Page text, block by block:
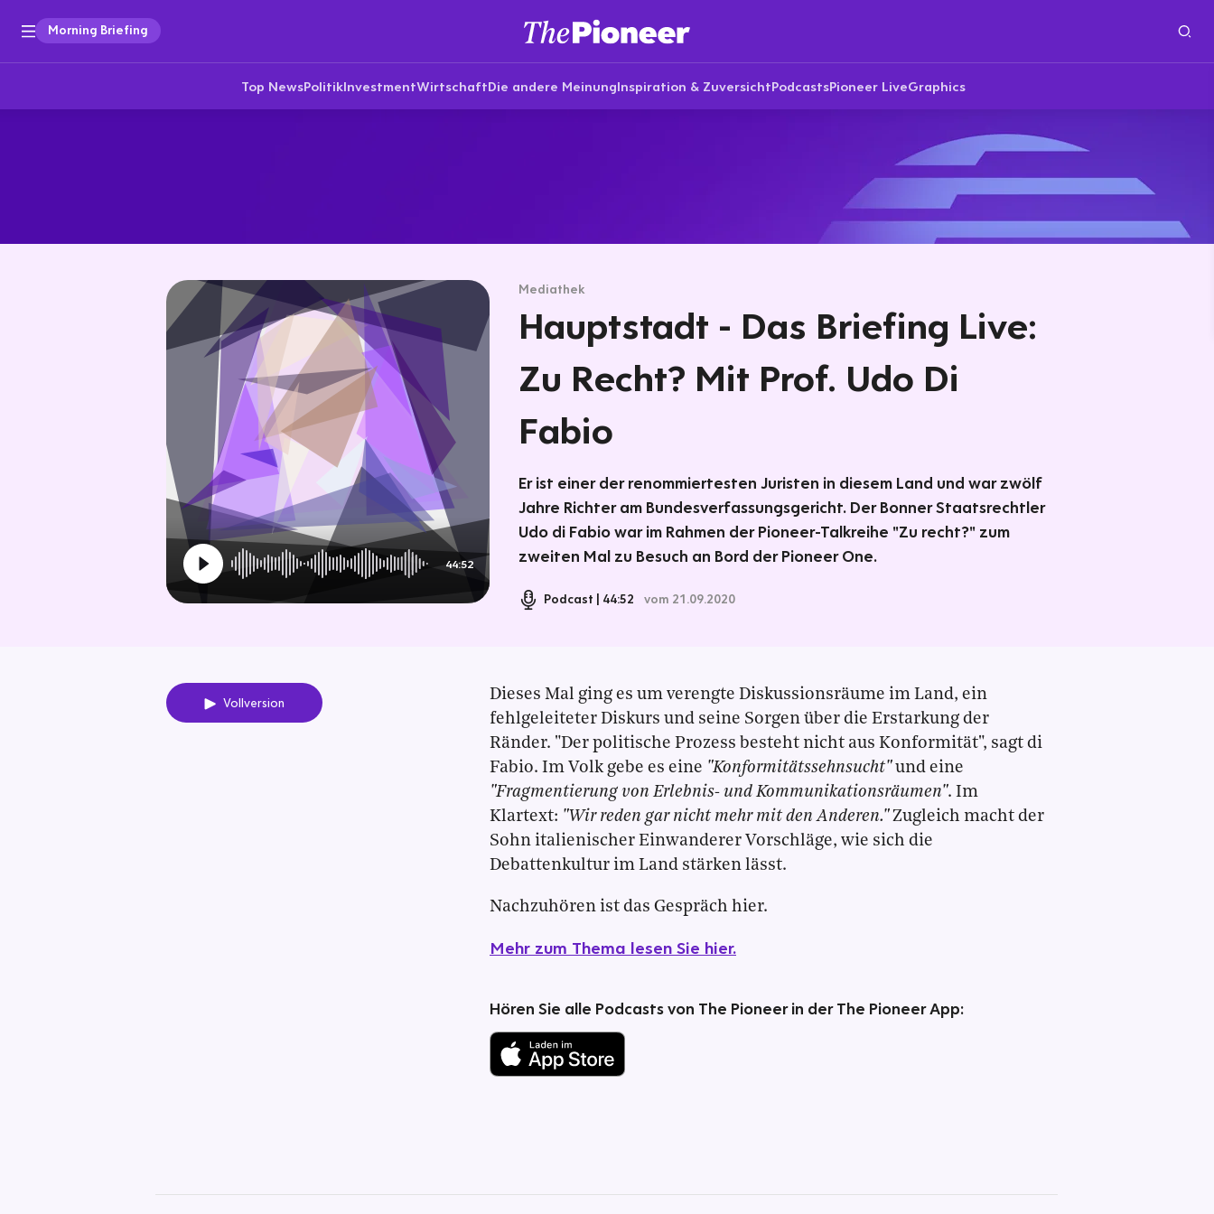
Morning Briefing
Top NewsPolitikInvestmentWirtschaftDie andere MeinungInspiration & ZuversichtPodcastsPioneer LiveGraphics
44:52
Mediathek
Hauptstadt - Das Briefing Live:
Zu Recht? Mit Prof. Udo Di
Fabio
Er ist einer der renommiertesten Juristen in diesem Land und war zwölf
Jahre Richter am Bundesverfassungsgericht. Der Bonner Staatsrechtler
Udo di Fabio war im Rahmen der Pioneer-Talkreihe "Zu recht?" zum
zweiten Mal zu Besuch an Bord der Pioneer One.
Podcast 44:52 vom 21.09.2020
Vollversion
Dieses Mal ging es um verengte Diskussionsräume im Land, ein
fehlgeleiteter Diskurs und seine Sorgen über die Erstarkung der
Ränder. "Der politische Prozess besteht nicht aus Konformität", sagt di
Fabio. Im Volk gebe es eine "Konformitätssehnsucht"und eine
"Fragmentierung von Erlebnis- und Kommunikationsräumen". Im
Klartext: "Wir reden gar nicht mehr mit den Anderen."Zugleich macht der
Sohn italienischer Einwanderer Vorschläge, wie sich die
Debattenkultur im Land stärken lässt.
Nachzuhören ist das Gespräch hier.
Mehr zum Thema lesen Sie hier.
Hören Sie alle Podcasts von The Pioneer in der The Pioneer App: